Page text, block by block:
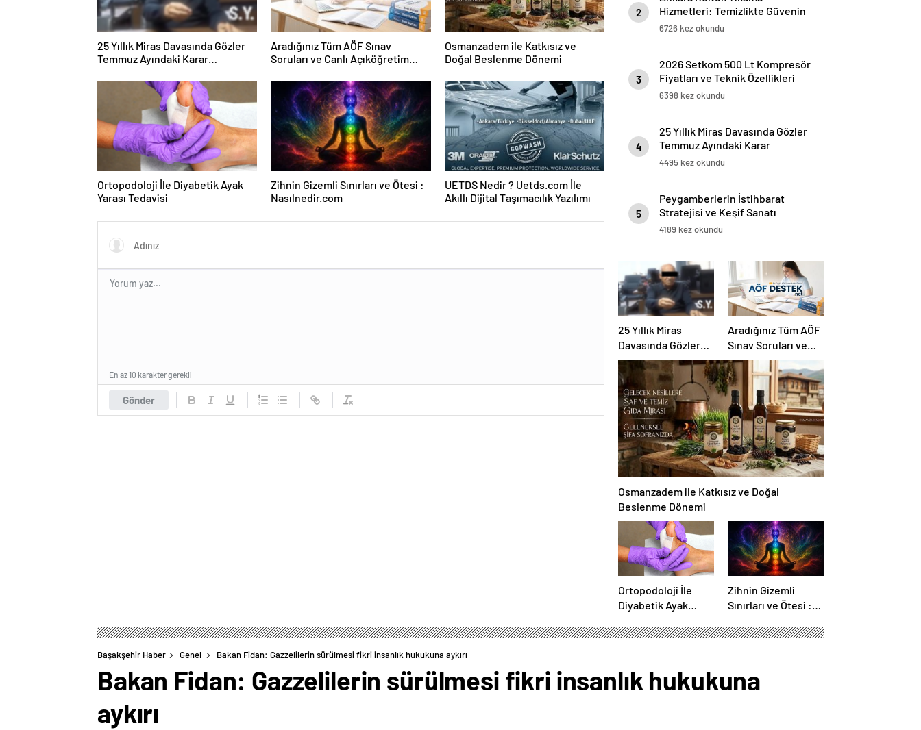
25 Yıllık Miras Davasında Gözler
Temmuz Ayındaki Karar
Aradığınız Tüm AÖF Sınav
Soruları ve Canlı Açıköğretim
Osmanzadem ile Katkısız ve
Doğal Beslenme Dönemi
Ortopodoloji İle Diyabetik Ayak
Yarası Tedavisi
Zihnin Gizemli Sınırları ve Ötesi :
Nasılnedir.com
UETDS Nedir ? Uetds.com İle
Akıllı Dijital Taşımacılık Yazılımı
Gönder
En az 10 karakter gerekli
2
Hizmetleri: Temizlikte Güvenin
Adresi
6726 kez okundu
3
2026 Setkom 500 Lt Kompresör
Fiyatları ve Teknik Özellikleri
6398 kez okundu
4
25 Yıllık Miras Davasında Gözler
Temmuz Ayındaki Karar
Duruşmasına Çevrildi
4495 kez okundu
5
Peygamberlerin İstihbarat
Stratejisi ve Keşif Sanatı
4189 kez okundu
25 Yıllık Miras
Davasında Gözler
Temmuz Ayındaki
Karar Duruşmasına
Çevrildi
Aradığınız Tüm AÖF
Sınav Soruları ve
Canlı Açıköğretim
Forumu Burada
Osmanzadem ile Katkısız ve Doğal
Beslenme Dönemi
Ortopodoloji İle
Diyabetik Ayak
Zihnin Gizemli
Sınırları ve Ötesi :
Başakşehir Haber Genel Bakan Fidan: Gazzelilerin sürülmesi fikri insanlık hukukuna aykırı
Bakan Fidan: Gazzelilerin sürülmesi fikri insanlık hukukuna
aykırı